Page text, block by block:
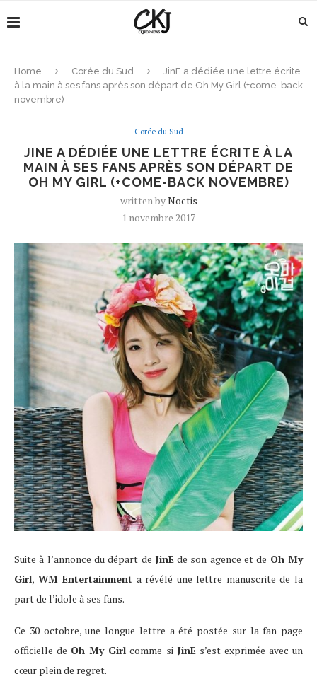
Home Corée du Sud
JinE a dédiée une lettre écrite
à la main à ses fans après son départ de Oh My Girl (+come-back
novembre)
Corée du Sud
JINE A DÉDIÉE UNE LETTRE ÉCRITE À LA
MAIN À SES FANS APRÈS SON DÉPART DE
OH MY GIRL (+COME-BACK NOVEMBRE)
written byNoctis
1 novembre 2017
Suite à l’annonce du départ de JinEde son agence et de Oh My
Girl, WM Entertainment a révélé une lettre manuscrite de la
part de l’idole à ses fans.
Ce 30 octobre, une longue lettre a été postée sur la fan page
officielle de Oh My Girl comme si JinEs’est exprimée avec un
cœur plein de regret.